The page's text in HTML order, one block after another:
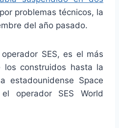
por problemas técnicos, la
del año pasado.
SES, es el más
construidos hasta la
estadounidense Space
operador SES World